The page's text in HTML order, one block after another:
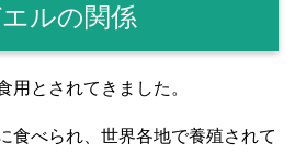
ルの関係
用とされてきました。
食べられ、世界各地で養殖されて